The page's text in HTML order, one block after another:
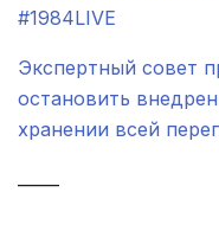
#1984LIVE
Экспертный совет
остановить
хранении всей